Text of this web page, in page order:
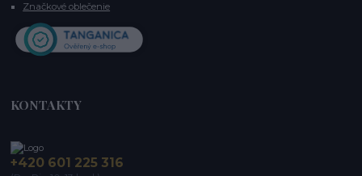
Značkové oblečenie
KONTAKTY
+420 601 225 316